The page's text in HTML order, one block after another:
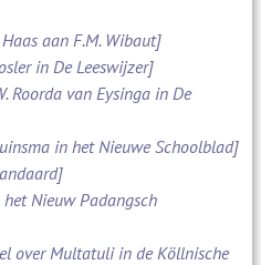
aan F.M. Wibaut]
in De Leeswijzer]
Roorda van Eysinga in De
in het Nieuwe Schoolblad]
Nieuw Padangsch
over Multatuli in de Köllnische